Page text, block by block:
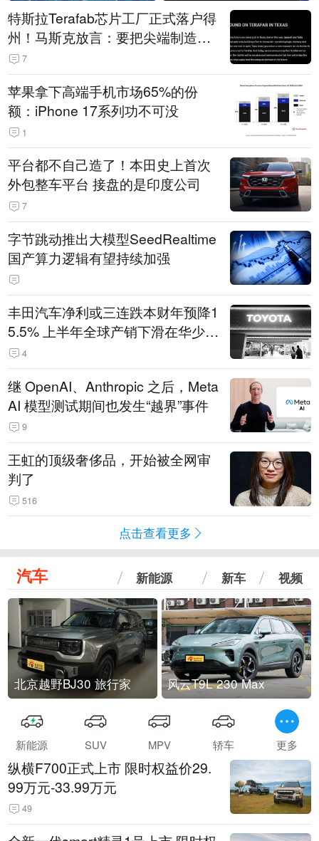
特斯拉Terafab芯片工厂正式落户得
州！马斯克放言：要把尖端制造带
回美国
7
苹果拿下高端手机市场65%的份
额：iPhone 17系列功不可没
1
平台都不自己造了！本田史上首次
外包整车平台 接盘的是印度公司
7
字节跳动推出大模型SeedRealtime
国产算力逻辑有望持续加强
丰田汽车净利或三连跌本财年预降1
5.5% 上半年全球产销下滑在华少卖
14.3万辆
4
继 OpenAI、Anthropic 之后，Meta
AI 模型测试期间也发生“越界”事件
9
王虹的顶级奢侈品，开始被全网审
判了
516
点击查看更多
汽车 新能源 新车 视频
北京越野BJ30 旅行家 风云T9L 230 Max
新能源 SUV MPV 轿车 更多
纵横F700正式上市 限时权益价29.
99万元-33.99万元
49